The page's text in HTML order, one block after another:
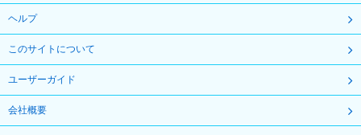
ヘルプ
このサイトについて
ユーザーガイド
会社概要